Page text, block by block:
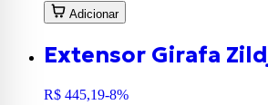
Adicionar
Extensor Girafa
R$ 445,19-8%